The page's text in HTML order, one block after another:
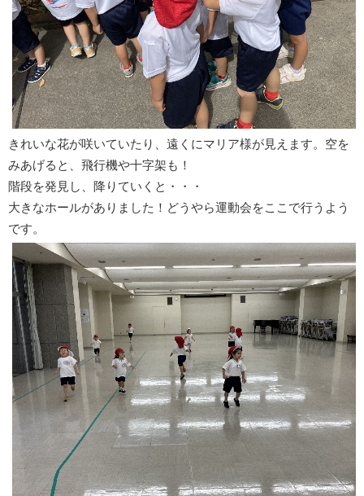
きれいな花が咲いていたり、遠くにマリア様が見えます。空を
みあげると、飛行機や十字架も！
階段を発見し、降りていくと・・・
大きなホールがありました！どうやら運動会をここで行うよう
です。